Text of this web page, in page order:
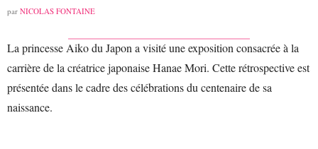
par NICOLAS FONTAINE
La princesse Aiko du Japon a visité une exposition consacrée à la
carrière de la créatrice japonaise Hanae Mori. Cette rétrospective est
présentée dans le cadre des célébrations du centenaire de sa
naissance.